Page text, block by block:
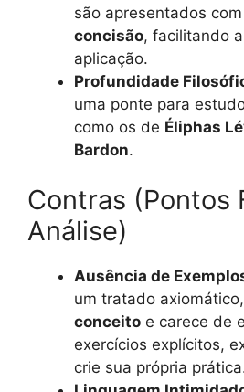
são apresentados com
concisão, facilitando
aplicação.
Profundidade
uma ponte para
como os de Éliphas
Bardon.
Contras (Pontos
Análise)
Ausência de
um tratado
conceito e carece de
exercícios explícitos,
crie sua própria